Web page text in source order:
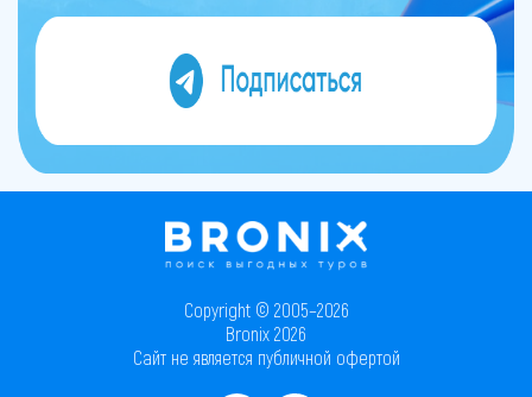
Copyright © 2005–2026
Bronix 2026
Сайт не является публичной офертой